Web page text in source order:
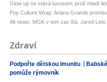
Glow up se stává luxusem, proč mladí
Pop Culture Wrap: Ariana Grande
Alt news: MGK v tom zas lítá, Jared
Zdraví
Podpořte dětskou imunitu
pomůže rýmovník